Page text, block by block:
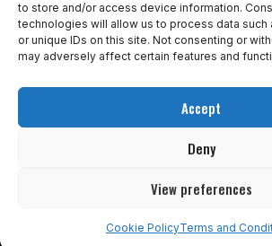
to store and/or access device information.
technologies will allow us to process data such
or unique IDs on this site. Not consenting or
may adversely affect certain features and
Accept
Deny
View preferences
Cookie PolicyTerms and
24 de julho de 2026
MONSTER HUNTER OUTLANDERS
REVELA NOVOS DETALHES DA
FRANQUIA
24 de julho de 2026
MARVEL’S WOLVERINE GANHA NOVO E